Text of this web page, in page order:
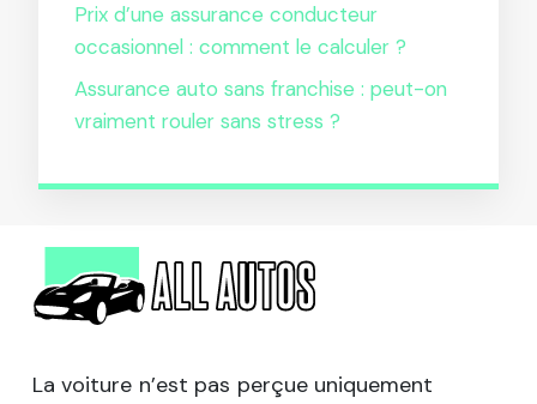
Prix d’une assurance conducteur
occasionnel : comment le calculer ?
Assurance auto sans franchise : peut-on
vraiment rouler sans stress ?
La voiture n’est pas perçue uniquement